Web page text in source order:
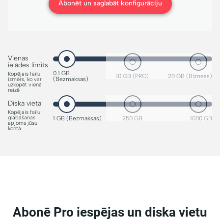
Abonēt un saglabāt konfigurāciju
Vienas
ielādes limits
Kopējais failu
izmērs, ko var
uzkopēt vienā
reizē
0.1 GB
(Bezmaksas)
10 GB (PRO) 20 GB (Bizness)
Diska vieta
Kopējais failu
glabāšanas
apjoms jūsu
kontā
1 GB (Bezmaksas) 250 GB 1000 GB
Abonē Pro iespējas un diska vietu